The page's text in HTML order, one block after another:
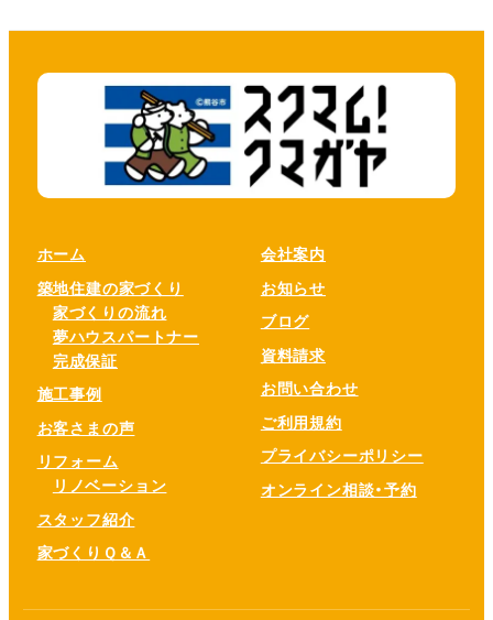
ホーム
築地住建の家づくり
家づくりの流れ
夢ハウスパートナー
完成保証
施工事例
お客さまの声
リフォーム
リノベーション
スタッフ紹介
家づくりＱ＆Ａ
会社案内
お知らせ
ブログ
資料請求
お問い合わせ
ご利用規約
プライバシーポリシー
オンライン相談・予約